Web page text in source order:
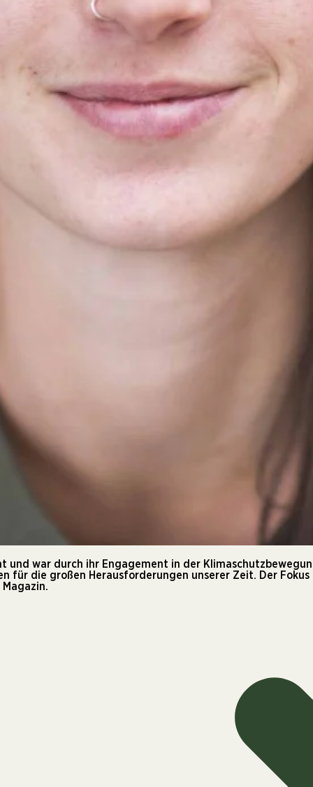
und war durch ihr Engagement in der
für die großen Herausforderungen unserer Zeit. Der